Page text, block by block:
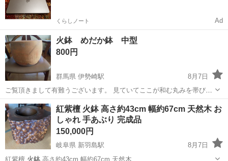
くらしノート Ad
火鉢 めだか鉢 中型
800円
群馬県 伊勢崎駅
8月7日
ご覧頂きまして有難うございます。 見ていてここが和む丸みを帯びて
おり、そして昭和を感じさせるレトロな植木鉢になります。 【大き
さ】 直径 約29 cm 高さ 約23 cm 長期外庭に放置してありましての
で時間をかけて汚...
群馬 伊勢崎市 伊勢崎駅 その他 レトロ
紅紫檀 火鉢 高さ約43cm 幅約67cm 天然木 お
しゃれ 手あぶり 完成品
150,000円
岐阜県 新羽島駅
8月7日
紅紫檀 火鉢高さ約43cm 幅約67cm 天然木…